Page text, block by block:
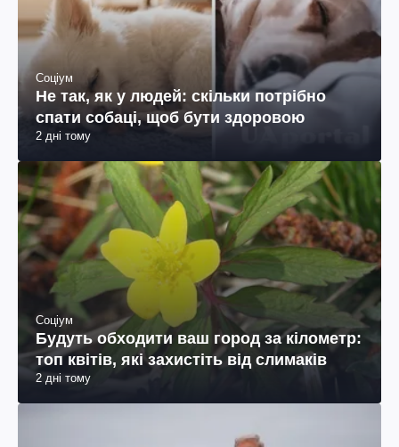
Соціум
Не так, як у людей: скільки потрібно
спати собаці, щоб бути здоровою
2 дні тому
Соціум
Будуть обходити ваш город за кілометр:
топ квітів, які захистіть від слимаків
2 дні тому